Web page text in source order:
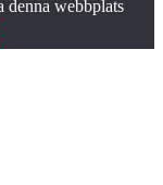
denna webbplats